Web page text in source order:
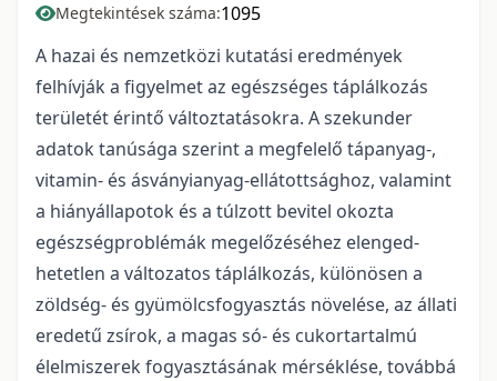
Megtekintések száma:1095
A hazai és nemzetközi kutatási eredmények
felhívják a figyelmet az egészséges táplálkozás
területét érintő változtatásokra. A szekunder
adatok tanúsága szerint a megfelelő tápanyag-,
vitamin- és ásványianyag-ellátottsághoz, valamint
a hiányállapotok és a túlzott bevitel okoz­ta
egészségproblémák megelőzéséhez elenged­
hetetlen a változatos táplálkozás, különösen a
zöldség- és gyümölcsfogyasztás növelése, az állati
eredetű zsírok, a magas só- és cukortartalmú
élelmiszerek fogyasztásának mérséklése, továbbá